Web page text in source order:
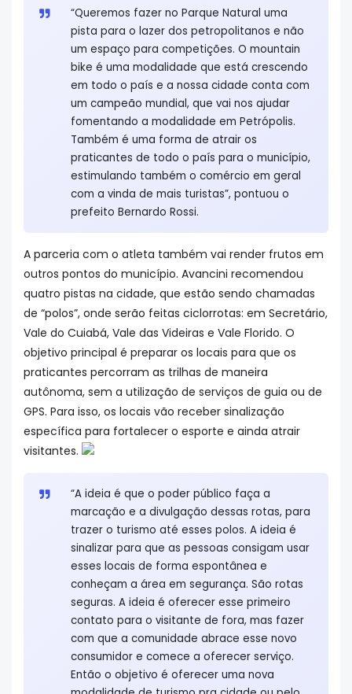
“Queremos fazer no Parque Natural uma
pista para o lazer dos petropolitanos e não
um espaço para competições. O mountain
bike é uma modalidade que está crescendo
em todo o país e a nossa cidade conta com
um campeão mundial, que vai nos ajudar
fomentando a modalidade em Petrópolis.
Também é uma forma de atrair os
praticantes de todo o país para o município,
estimulando também o comércio em geral
com a vinda de mais turistas”, pontuou o
prefeito Bernardo Rossi.
A parceria com o atleta também vai render frutos em
outros pontos do município. Avancini recomendou
quatro pistas na cidade, que estão sendo chamadas
de “polos”, onde serão feitas ciclorrotas: em Secretário,
Vale do Cuiabá, Vale das Videiras e Vale Florido. O
objetivo principal é preparar os locais para que os
praticantes percorram as trilhas de maneira
autônoma, sem a utilização de serviços de guia ou de
GPS. Para isso, os locais vão receber sinalização
específica para fortalecer o esporte e ainda atrair
visitantes.
“A ideia é que o poder público faça a
marcação e a divulgação dessas rotas, para
trazer o turismo até esses polos. A ideia é
sinalizar para que as pessoas consigam usar
esses locais de forma espontânea e
conheçam a área em segurança. São rotas
seguras. A ideia é oferecer esse primeiro
contato para o visitante de fora, mas fazer
com que a comunidade abrace esse novo
consumidor e comece a oferecer serviço.
Então o objetivo é oferecer uma nova